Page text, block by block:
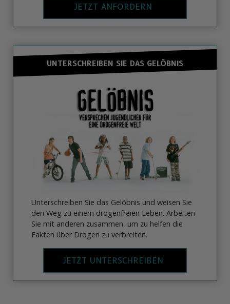
JETZT ANFORDERN
UNTERSCHREIBEN SIE DAS GELÖBNIS
Unterschreiben Sie das Gelöbnis und weisen Sie
den Weg zu einem drogenfreien Leben. Arbeiten
Sie mit anderen zusammen, um zu helfen die
Fakten über Drogen zu verbreiten.
JETZT UNTERSCHREIBEN